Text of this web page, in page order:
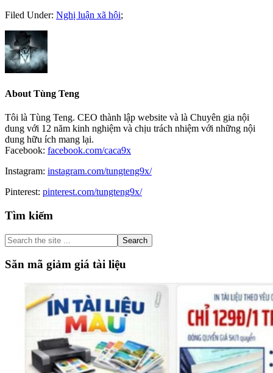
Filed Under: Nghị luận xã hội;
About Tùng Teng
Tôi là Tùng Teng. CEO thành lập website và là Chuyên gia nội
dung với 12 năm kinh nghiệm và chịu trách nhiệm với những nội
dung hữu ích mang lại.
Facebook: facebook.com/caca9x
Instagram: instagram.com/tungteng9x/
Pinterest: pinterest.com/tungteng9x/
Primary
Sidebar
Tìm kiếm
Search
the
site
...
Săn mã giảm giá tài liệu